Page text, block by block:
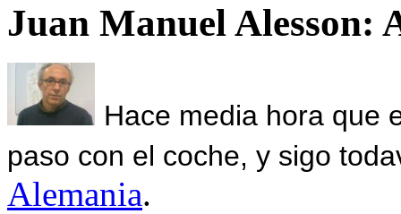
Juan Manuel Alesson:
Hace media hora que
paso con el coche, y sigo
Alemania.